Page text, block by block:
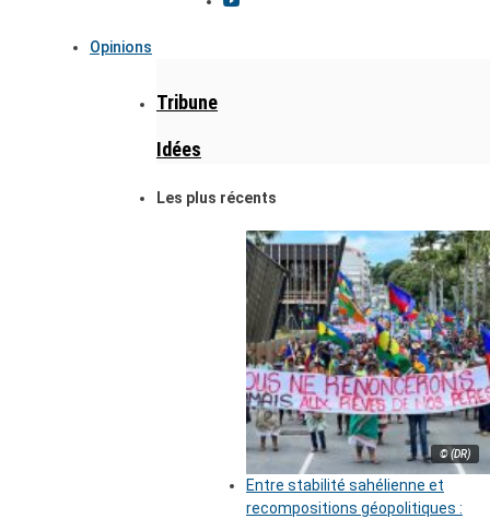
Opinions
Tribune
Idées
Les plus récents
© (DR)
Entre stabilité sahélienne et
recompositions géopolitiques :